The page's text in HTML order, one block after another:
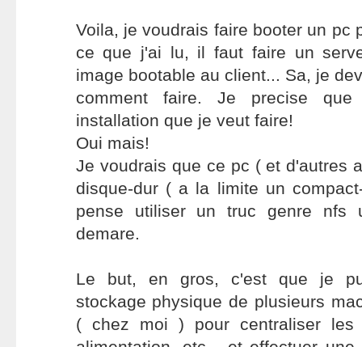
Voila, je voudrais faire booter un pc
ce que j'ai lu, il faut faire un
image bootable au client... Sa, je
comment faire. Je precise
installation que je veut faire!
Oui mais!
Je voudrais que ce pc ( et d'autres
disque-dur ( a la limite un
pense utiliser un truc genre nfs
demare.
Le but, en gros, c'est que je
stockage physique de plusieurs
( chez moi ) pour centraliser les